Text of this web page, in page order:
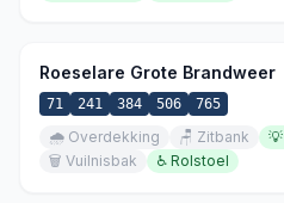
Roeselare Grote Brandweer
71 241 384 506 765
🌧️ Overdekking 🪑 Zitbank 💡
🗑️ Vuilnisbak ♿ Rolstoel